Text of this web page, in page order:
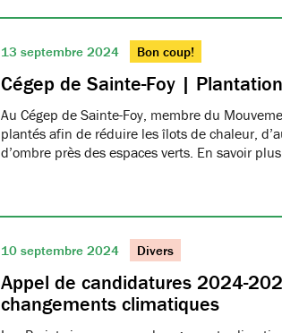
13 septembre 2024 Bon coup!
Cégep de Sainte-Foy |
Au Cégep de Sainte-Foy, membre du
plantés afin de réduire les îlots de chaleur,
d’ombre près des espaces verts. En savoir plus
10 septembre 2024 Divers
Appel de candidatures 2024-
changements climatiques